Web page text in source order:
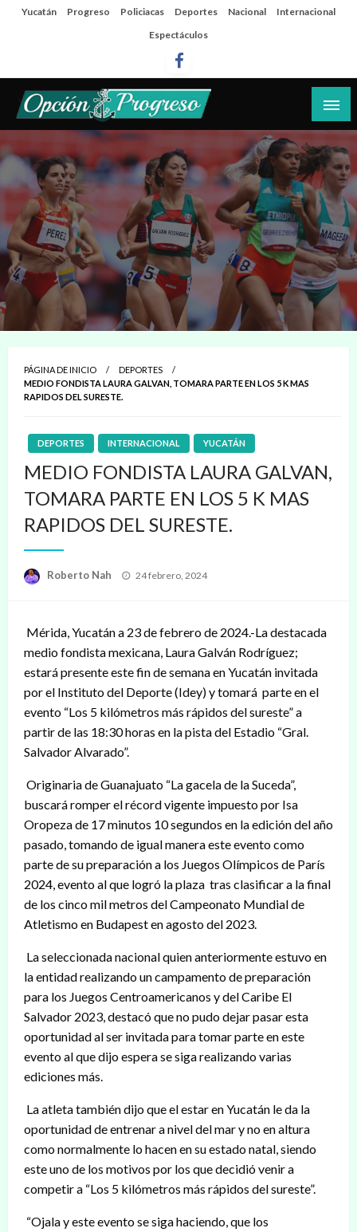
SaltaYucatán Progreso Policiacas Deportes Nacional
Internacional
Espectáculos
Opción Progreso
Las noticias del día a día del puerto
PÁGINA DE INICIO
DEPORTES
MEDIO FONDISTA LAURA GALVAN, TOMARA PARTE EN LOS 5 K MAS
RAPIDOS DEL SURESTE.
DEPORTES INTERNACIONAL YUCATÁN
MEDIO FONDISTA LAURA GALVAN,
TOMARA PARTE EN LOS 5 K MAS
RAPIDOS DEL SURESTE.
Roberto Nah
Publicado
24 febrero, 2024
Mérida, Yucatán a 23 de febrero de 2024.-La destacada
medio fondista mexicana, Laura Galván Rodríguez;
estará presente este fin de semana en Yucatán invitada
por el Instituto del Deporte (Idey) y tomará parte en el
evento “Los 5 kilómetros más rápidos del sureste” a
partir de las 18:30 horas en la pista del Estadio “Gral.
Salvador Alvarado”.
Originaria de Guanajuato “La gacela de la Suceda”,
buscará romper el récord vigente impuesto por Isa
Oropeza de 17 minutos 10 segundos en la edición del año
pasado, tomando de igual manera este evento como
parte de su preparación a los Juegos Olímpicos de París
2024, evento al que logró la plaza tras clasificar a la final
de los cinco mil metros del Campeonato Mundial de
Atletismo en Budapest en agosto del 2023.
La seleccionada nacional quien anteriormente estuvo en
la entidad realizando un campamento de preparación
para los Juegos Centroamericanos y del Caribe El
Salvador 2023, destacó que no pudo dejar pasar esta
oportunidad al ser invitada para tomar parte en este
evento al que dijo espera se siga realizando varias
ediciones más.
La atleta también dijo que el estar en Yucatán le da la
oportunidad de entrenar a nivel del mar y no en altura
como normalmente lo hacen en su estado natal, siendo
este uno de los motivos por los que decidió venir a
competir a “Los 5 kilómetros más rápidos del sureste”.
“Ojala y este evento se siga haciendo, que los